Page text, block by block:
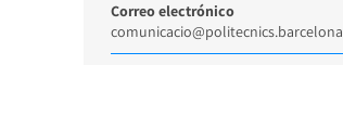
Correo electrónico
comunicacio@politecnics.barcelona